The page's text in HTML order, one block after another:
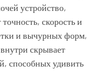
устройство,
скорость и
и вычурных форм,
скрывает
способных удивить